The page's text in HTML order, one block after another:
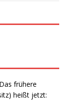
frühere
heißt jetzt: